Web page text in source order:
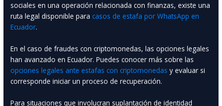
sociales en una operación relacionada con finanzas, existe una
ruta legal disponible paracasos de estafa por WhatsApp en
Ecuador.
En el caso de fraudes con criptomonedas, las opciones legales
han avanzado en Ecuador. Puedes conocer más sobre las
opciones legales ante estafas con criptomonedas y evaluar si
corresponde iniciar un proceso de recuperación.
Para situaciones que involucran suplantación de identidad